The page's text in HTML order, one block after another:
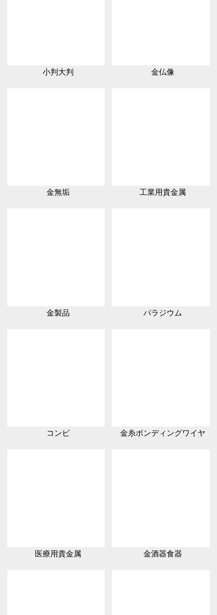
小判大判 金仏像
金無垢 工業用貴金属
金製品 パラジウム
コンビ 金糸ボンディングワイヤ
医療用貴金属 金酒器食器